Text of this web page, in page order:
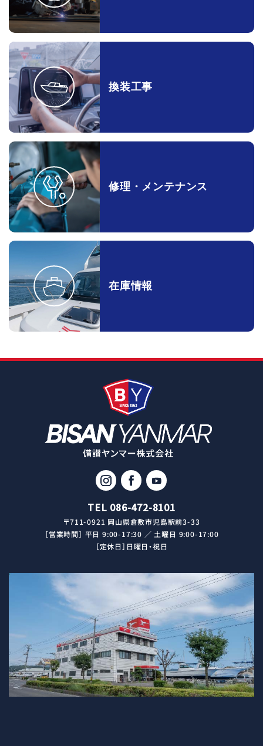
換装工事
修理・メンテナンス
在庫情報
TEL 086-472-8101
〒711-0921 岡山県倉敷市児島駅前3-33
［営業時間］ 平日 9:00-17:30 ／ 土曜日 9:00-17:00
［定休日］日曜日・祝日